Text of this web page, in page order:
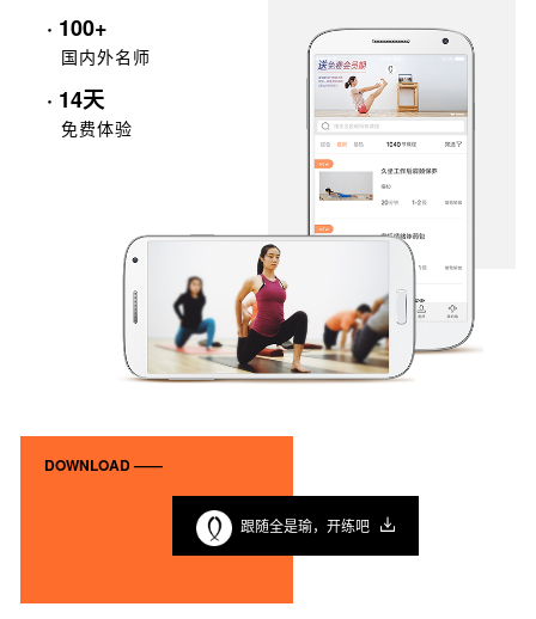
· 100+
国内外名师
· 14天
免费体验
DOWNLOAD ——
跟随全是瑜，开练吧